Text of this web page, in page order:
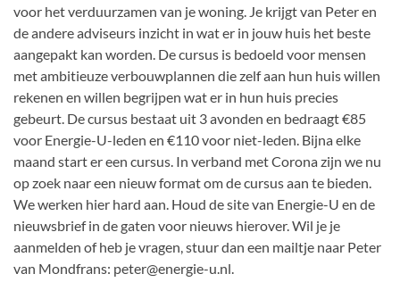
voor het verduurzamen van je woning. Je krijgt van Peter en
de andere adviseurs inzicht in wat er in jouw huis het beste
aangepakt kan worden. De cursus is bedoeld voor mensen
met ambitieuze verbouwplannen die zelf aan hun huis willen
rekenen en willen begrijpen wat er in hun huis precies
gebeurt. De cursus bestaat uit 3 avonden en bedraagt €85
voor Energie-U-leden en €110 voor niet-leden. Bijna elke
maand start er een cursus. In verband met Corona zijn we nu
op zoek naar een nieuw format om de cursus aan te bieden.
We werken hier hard aan. Houd de site van Energie-U en de
nieuwsbrief in de gaten voor nieuws hierover. Wil je je
aanmelden of heb je vragen, stuur dan een mailtje naar Peter
van Mondfrans: peter@energie-u.nl.